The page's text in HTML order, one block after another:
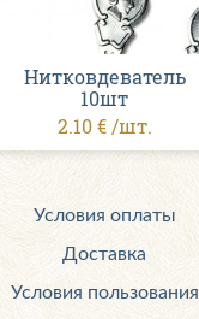
Нитковдеватель
10шт
2.10 € /шт.
Условия оплаты
Доставка
Условия пользования